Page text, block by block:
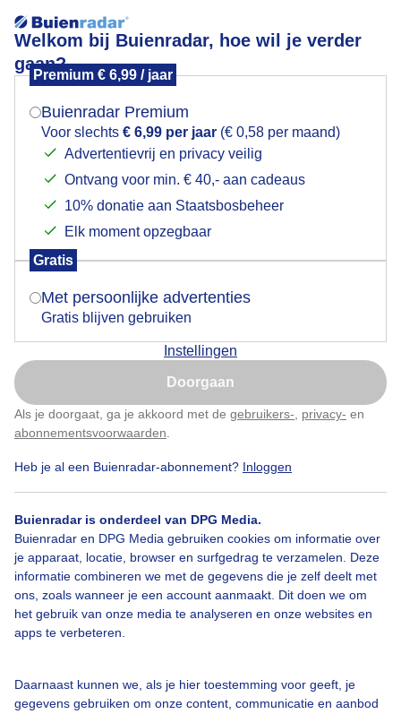
Welkom bij Buienradar, hoe wil je verder
gaan?
Premium € 6,99 / jaar
Buienradar Premium
Voor slechts € 6,99 per jaar (€ 0,58 per maand)
Advertentievrij en privacy veilig
Ontvang voor min. € 40,- aan cadeaus
10% donatie aan Staatsbosbeheer
Elk moment opzegbaar
Gratis
Met persoonlijke advertenties
Gratis blijven gebruiken
Instellingen
Doorgaan
Als je doorgaat, ga je akkoord met de gebruikers- privacy- en
abonnementsvoorwaarden
Heb je al een Buienradar-abonnement? Inloggen
Buienradar is onderdeel van DPG Media.
Buienradar en DPG Media gebruiken cookies om informatie over
je apparaat, locatie, browser en surfgedrag te verzamelen. Deze
informatie combineren we met de gegevens die je zelf deelt met
ons, zoals wanneer je een account aanmaakt. Dit doen we om
het gebruik van onze media te analyseren en onze websites en
apps te verbeteren.
Daarnaast kunnen we, als je hier toestemming voor geeft, je
gegevens gebruiken om onze content, communicatie en aanbod
opkomemde zon
grond mist
Door: Tineke Bos-Brink Gemaakt: 15-01-2026, 47x bekeken
Bekijk slideshow
Een moment geduld aub...
Mogen we je locatie gebruiken voor het
Indien je hier nog geen akkoord op hebt gegeven,
verschijnt er zo een pop-up uit je browser waarin
Is goed, toon de popup
Nu niet, misschien later
Klik hierom dit aan te passen